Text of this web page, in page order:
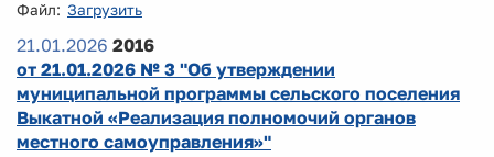
Файл: Загрузить
21.01.2026 2016
от 21.01.2026 № 3 "Об утверждении
муниципальной программы сельского поселения
Выкатной «Реализация полномочий органов
местного самоуправления»"